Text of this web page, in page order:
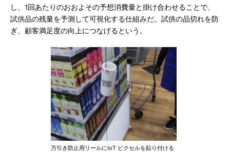
し、1回あたりのおおよその予想消費量と掛け合わせることで、
試供品の残量を予測して可視化する仕組みだ。試供の品切れを防
ぎ、顧客満足度の向上につなげるという。
万引き防止用リールにIoT ピクセルを貼り付ける